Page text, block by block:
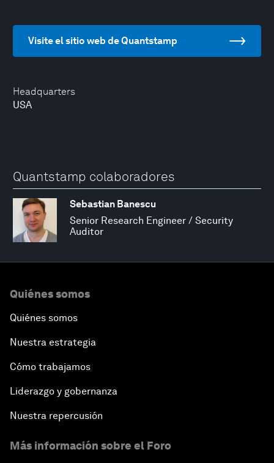
Headquarters
USA
Visite el sitio web de Quantstamp
Quantstamp colaboradores
Sebastian Banescu
Senior Research Engineer / Security
Auditor
Quiénes somos
Quiénes somos
Nuestra estrategia
Cómo trabajamos
Liderazgo y gobernanza
Nuestra repercusión
Más información sobre el Foro